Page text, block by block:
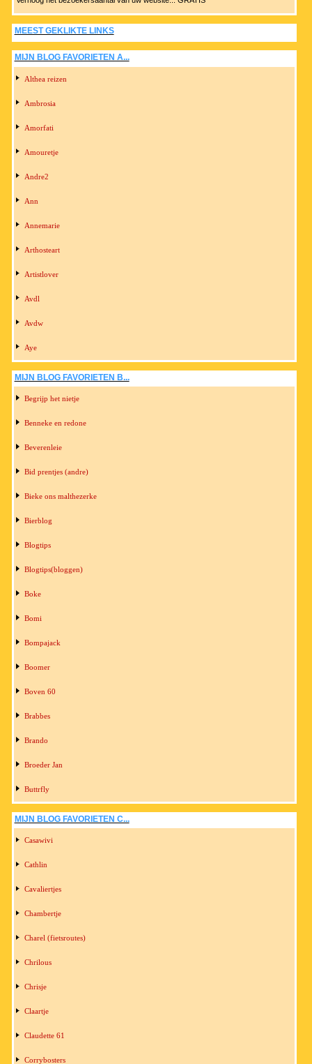
MEEST GEKLIKTE LINKS
MIJN BLOG FAVORIETEN A...
Althea reizen
Ambrosia
Amorfati
Amouretje
Andre2
Ann
Annemarie
Arthosteart
Artistlover
Avdl
Avdw
Aye
MIJN BLOG FAVORIETEN B...
Begrijp het nietje
Benneke en redone
Beverenleie
Bid prentjes (andre)
Bieke ons malthezerke
Bierblog
Blogtips
Blogtips(bloggen)
Boke
Bomi
Bompajack
Boomer
Boven 60
Brabbes
Brando
Broeder Jan
Buttrfly
MIJN BLOG FAVORIETEN C...
Casawivi
Cathlin
Cavaliertjes
Chambertje
Charel (fietsroutes)
Chrilous
Chrisje
Claartje
Claudette 61
Corrybosters